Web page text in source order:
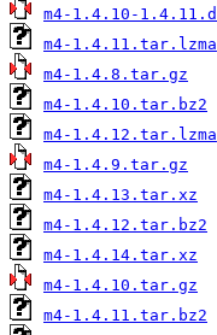
m4-1.4.10-
m4-1.4.11.tar.lzma
m4-1.4.8.tar.gz
m4-1.4.10.tar.bz2
m4-1.4.12.tar.lzma
m4-1.4.9.tar.gz
m4-1.4.13.tar.xz
m4-1.4.12.tar.bz2
m4-1.4.14.tar.xz
m4-1.4.10.tar.gz
m4-1.4.11.tar.bz2